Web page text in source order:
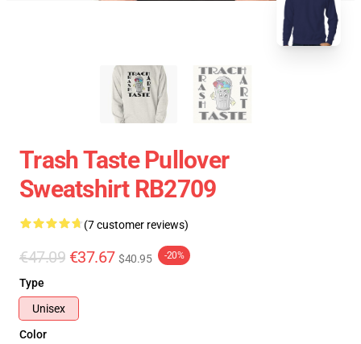
Trash Taste Pullover
Sweatshirt RB2709
(7 customer reviews)
€47.09 €37.67 $40.95 -20%
Type
Unisex
Color